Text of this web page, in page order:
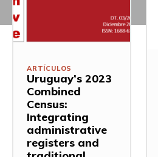
ARTÍCULOS
Uruguay’s 2023
Combined
Census:
Integrating
administrative
registers and